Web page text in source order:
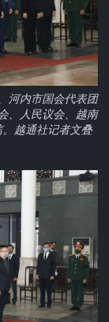
河内市国会代表团
、人民议会、越南
越通社记者文叠